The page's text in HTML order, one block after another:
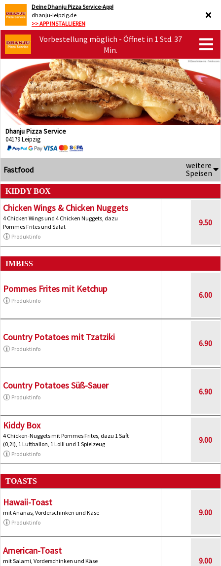
Deine Dhanju Pizza Service-App!
dhanju-leipzig.de
>> APP INSTALLIEREN
Vorbestellung möglich - Öffnet in 1 Std. 37
Min.
Dhanju Pizza Service
04179 Leipzig
Fastfood
weitere
Speisen
KIDDY BOX
Chicken Wings & Chicken Nuggets
4 Chicken Wings und 4 Chicken Nuggets, dazu
Pommes Frites und Salat
Produktinfo
9.50
IMBISS
Pommes Frites mit Ketchup
Produktinfo
6.00
Country Potatoes mit Tzatziki
Produktinfo
6.90
Country Potatoes Süß-Sauer
Produktinfo
6.90
Kiddy Box
4 Chicken-Nuggets mit Pommes Frites, dazu 1 Saft
(0,2l), 1 Luftballon, 1 Lolli und 1 Spielzeug
Produktinfo
9.00
TOASTS
Hawaii-Toast
mit Ananas, Vorderschinken und Käse
Produktinfo
9.00
American-Toast
mit Salami, Vorderschinken und Käse
9.00